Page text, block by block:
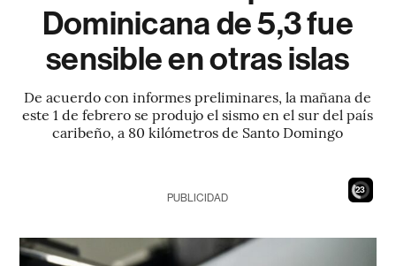
Dominicana de 5,3 fue
sensible en otras islas
De acuerdo con informes preliminares, la mañana de
este 1 de febrero se produjo el sismo en el sur del país
caribeño, a 80 kilómetros de Santo Domingo
21
PUBLICIDAD